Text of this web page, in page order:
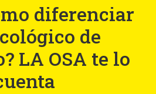
diferenciar
de
LA OSA te lo